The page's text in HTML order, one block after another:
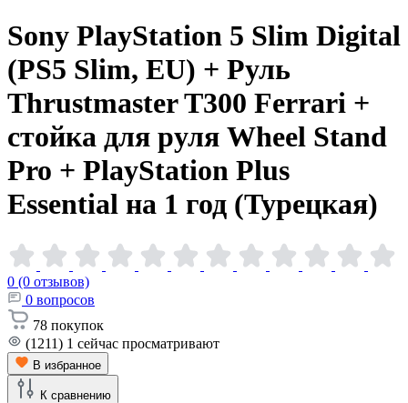
Sony PlayStation 5 Slim Digital
(PS5 Slim, EU) + Руль
Thrustmaster T300 Ferrari +
стойка для руля Wheel Stand
Pro + PlayStation Plus
Essential на 1 год (Турецкая)
0 (0 отзывов)
0 вопросов
78 покупок
(1211) 1 сейчас просматривают
В избранное
К сравнению